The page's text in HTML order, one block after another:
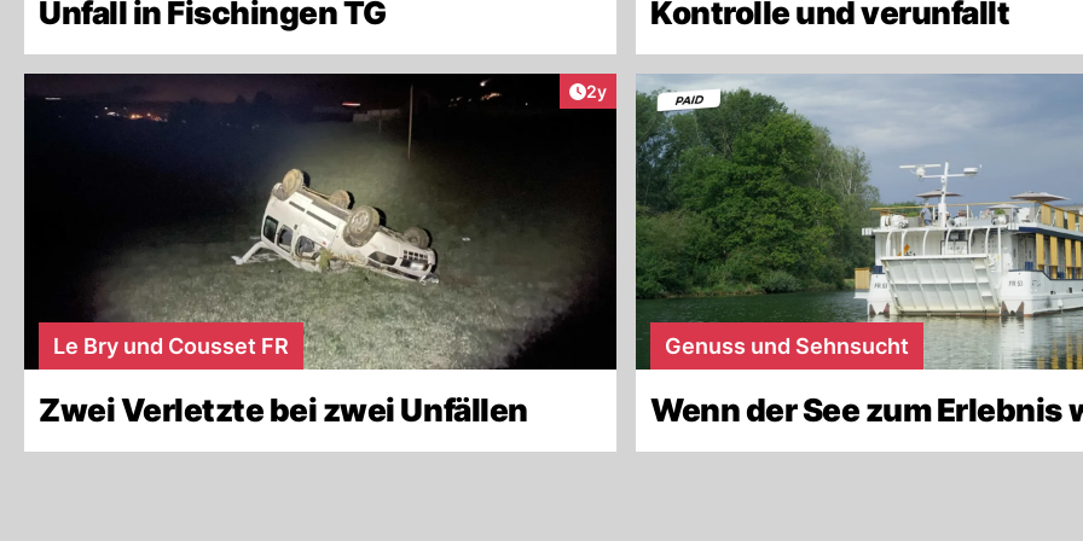
Unfall in Fischingen TG Kontrolle und verunfallt
Artikel veröffentlicht:
2y
Le Bry und Cousset FR
Zwei Verletzte bei zwei Unfällen
Genuss und Sehnsucht
Wenn der See zum Erlebnis